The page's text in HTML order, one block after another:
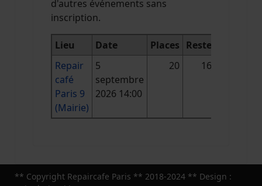
d'autres événements sans
inscription.
Lieu Date Places Reste
Repair
café
Paris 9
(Mairie)
5
septembre
2026 14:00
20 16
** Copyright Repaircafe Paris ** 2018-2024 ** Design :